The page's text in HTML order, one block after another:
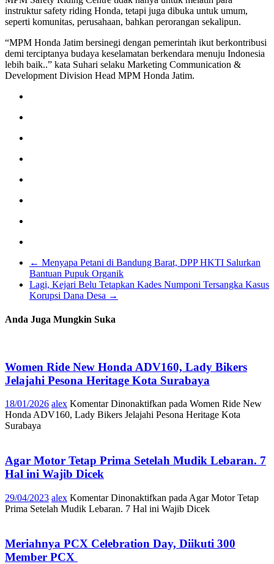
instruktur safety riding Honda, tetapi juga dibuka untuk umum,
seperti komunitas, perusahaan, bahkan perorangan sekalipun.
“MPM Honda Jatim bersinegi dengan pemerintah ikut berkontribusi
demi terciptanya budaya keselamatan berkendara menuju Indonesia
lebih baik..” kata Suhari selaku Marketing Communication &
Development Division Head MPM Honda Jatim.
← Menyapa Petani di Bandung Barat, DPP HKTI Salurkan
Bantuan Pupuk Organik
Lagi, Kejari Belu Tetapkan Kades Numponi Tersangka Kasus
Korupsi Dana Desa →
Anda Juga Mungkin Suka
Women Ride New Honda ADV160, Lady Bikers
Jelajahi Pesona Heritage Kota Surabaya
18/01/2026 alex Komentar Dinonaktifkan pada Women Ride New
Honda ADV160, Lady Bikers Jelajahi Pesona Heritage Kota
Surabaya
Agar Motor Tetap Prima Setelah Mudik Lebaran. 7
Hal ini Wajib Dicek
29/04/2023 alex Komentar Dinonaktifkan pada Agar Motor Tetap
Prima Setelah Mudik Lebaran. 7 Hal ini Wajib Dicek
Meriahnya PCX Celebration Day, Diikuti 300
Member PCX